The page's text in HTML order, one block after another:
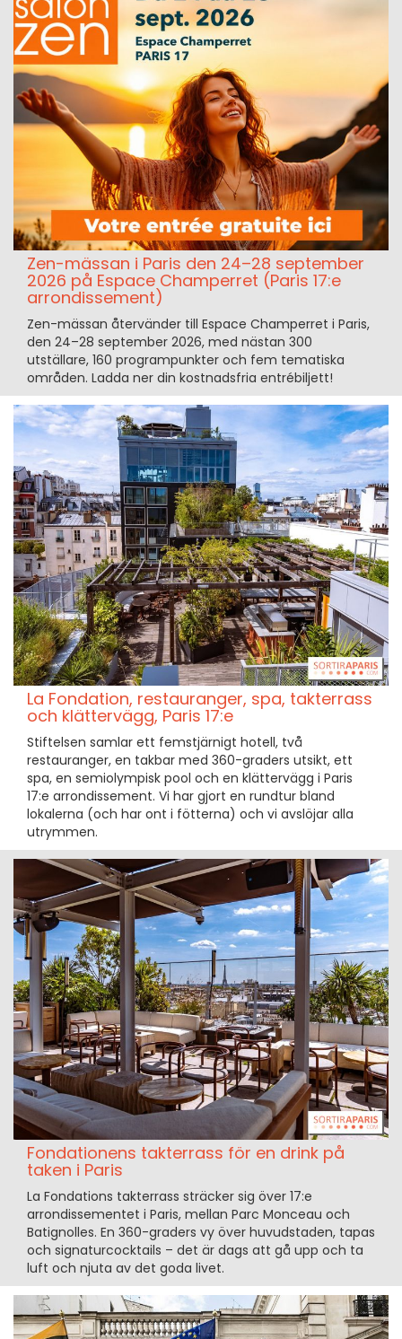
Zen-mässan i Paris den 24–28 september
2026 på Espace Champerret (Paris 17:e
arrondissement)
Zen-mässan återvänder till Espace Champerret i Paris,
den 24–28 september 2026, med nästan 300
utställare, 160 programpunkter och fem tematiska
områden. Ladda ner din kostnadsfria entrébiljett!
La Fondation, restauranger, spa, takterrass
och klättervägg, Paris 17:e
Stiftelsen samlar ett femstjärnigt hotell, två
restauranger, en takbar med 360-graders utsikt, ett
spa, en semiolympisk pool och en klättervägg i Paris
17:e arrondissement. Vi har gjort en rundtur bland
lokalerna (och har ont i fötterna) och vi avslöjar alla
utrymmen.
Fondationens takterrass för en drink på
taken i Paris
La Fondations takterrass sträcker sig över 17:e
arrondissementet i Paris, mellan Parc Monceau och
Batignolles. En 360-graders vy över huvudstaden, tapas
och signaturcocktails – det är dags att gå upp och ta
luft och njuta av det goda livet.